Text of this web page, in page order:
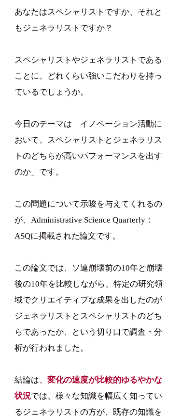
あなたはスペシャリストですか、それと
もジェネラリストですか？
スペシャリストやジェネラリストである
ことに、どれくらい強いこだわりを持っ
ているでしょうか。
今日のテーマは「イノベーション活動に
おいて、スペシャリストとジェネラリス
トのどちらが高いパフォーマンスを出す
のか」です。
この問題について示唆を与えてくれるの
が、Administrative Science Quarterly：
ASQに掲載された論文です。
この論文では、ソ連崩壊前の10年と崩壊
後の10年を比較しながら、特定の研究領
域でクリエイティブな成果を出したのが
ジェネラリストとスペシャリストのどち
らであったか、という切り口で調査・分
析が行われました。
結論は、 変化の速度が比較的ゆるやかな
状況では、様々な知識を幅広く知ってい
るジェネラリストの方が、既存の知識を